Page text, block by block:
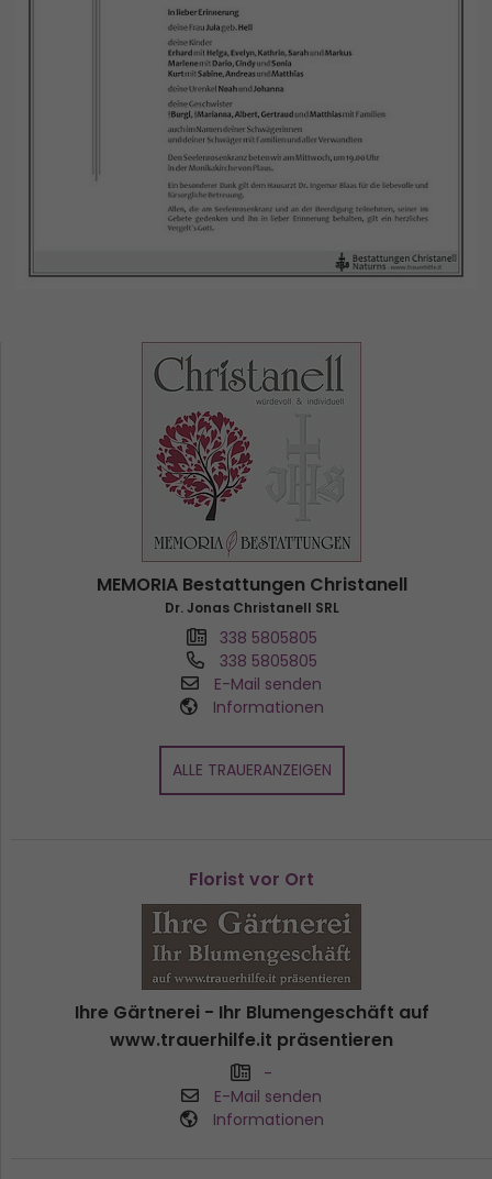
MEMORIA Bestattungen Christanell
Dr. Jonas Christanell SRL
338 5805805
338 5805805
E-Mail senden
Informationen
ALLE TRAUERANZEIGEN
Florist vor Ort
Ihre Gärtnerei - Ihr Blumengeschäft auf
www.trauerhilfe.it präsentieren
-
E-Mail senden
Informationen